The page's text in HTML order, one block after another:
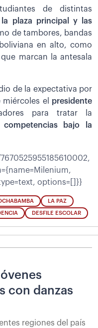
de distintas
la plaza principal y las
de tambores, bandas
en alto, como
marcan la antesala
de la expectativa por
miércoles el presidente
para tratar la
bajo la
options=[]}}
LA PAZ
DESFILE ESCOLAR
con danzas
regiones del país